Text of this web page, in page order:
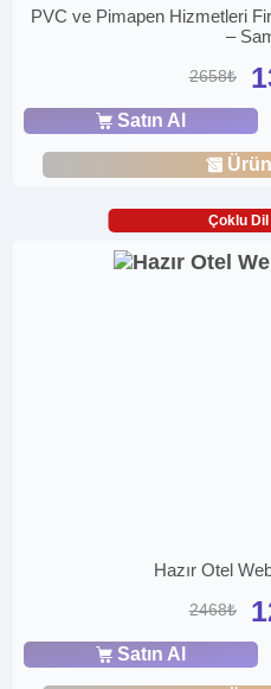
PVC ve Pimapen Hizmetleri
–
2658₺
Satın Al
Çoklu
Hazır Otel
2468₺
Satın Al